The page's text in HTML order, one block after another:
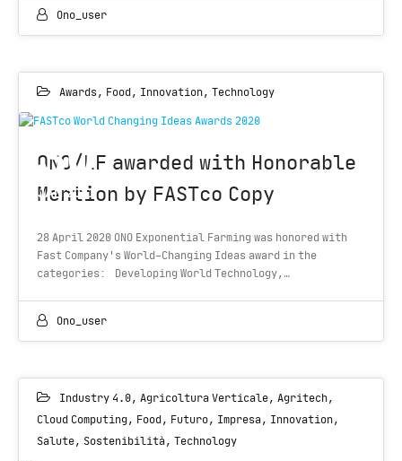
Ono_user
Awards, Food , Innovation, Technology
30
JAN 2021
ONO/EF awarded with Honorable
Mention by FASTco Copy
28 April 2020 ONO Exponential Farming was honored with
Fast Company's World-Changing Ideas award in the
categories: Developing World Technology,…
Ono_user
Industry 4.0, Agricoltura Verticale, Agritech,
Cloud Computing, Food , Futuro, Impresa, Innovation,
Salute, Sostenibilità, Technology